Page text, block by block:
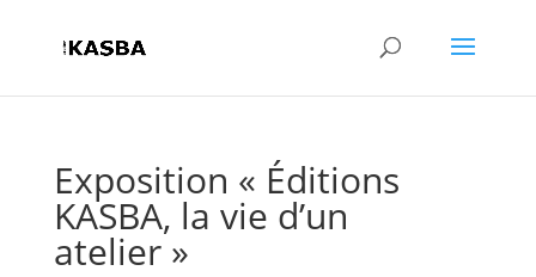
Exposition « Éditions
KASBA, la vie d’un
atelier »